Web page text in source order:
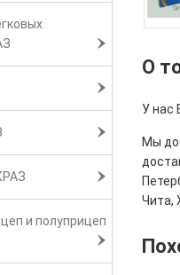
и полуприцеп
О
У нас
Мы
Чита,